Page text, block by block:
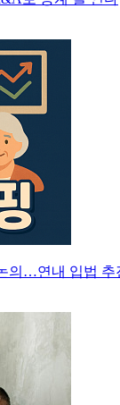
의…연내 입법 추